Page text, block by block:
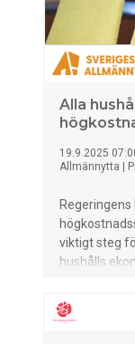
lönsamhet
för
Stockholm,
och
Gotland är
praktiken
som
(EED) och
kraftigt
Alla
19.9.2025
Allmännytta
viktigt steg
hushålls